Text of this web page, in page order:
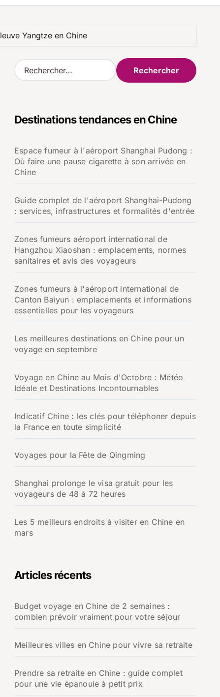
Yangtze en Chine
R
e
r
e
r
Destinations tendances en Chine
Espace fumeur à l'aéroport Shanghai Pudong :
Où faire une pause cigarette à son arrivée en
Chine
Guide complet de l'aéroport Shanghai-Pudong
: services, infrastructures et formalités d'entrée
Zones fumeurs aéroport international de
Hangzhou Xiaoshan : emplacements, normes
sanitaires et avis des voyageurs
Zones fumeurs à l'aéroport international de
Canton Baiyun : emplacements et informations
essentielles pour les voyageurs
Les meilleures destinations en Chine pour un
voyage en septembre
Voyage en Chine au Mois d'Octobre : Météo
Idéale et Destinations Incontournables
Indicatif Chine : les clés pour téléphoner depuis
la France en toute simplicité
Voyages pour la Fête de Qingming
Shanghai prolonge le visa gratuit pour les
voyageurs de 48 à 72 heures
Les 5 meilleurs endroits à visiter en Chine en
mars
Articles récents
Budget voyage en Chine de 2 semaines :
combien prévoir vraiment pour votre séjour
Meilleures villes en Chine pour vivre sa retraite
Prendre sa retraite en Chine : guide complet
pour une vie épanouie à petit prix